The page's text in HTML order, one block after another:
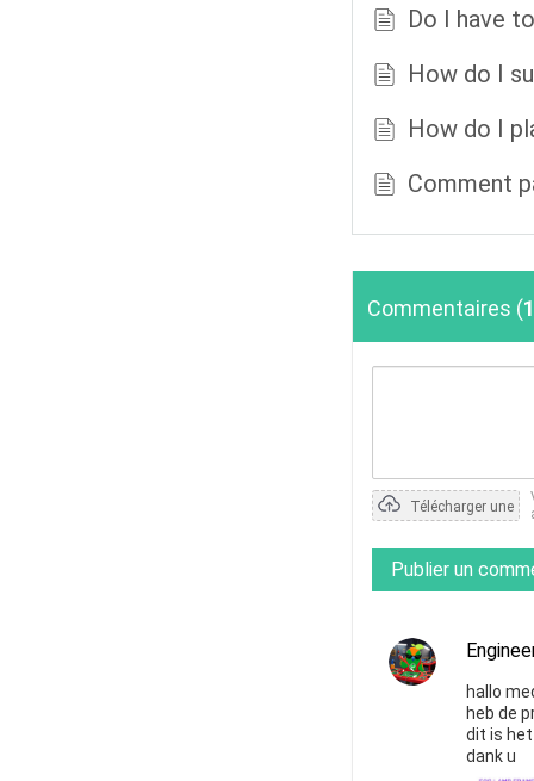
Do I have
How do I
How do I
Comment
Commentaires (
Télécharger une
Publier un
hallo
heb de
dit is het
dank u